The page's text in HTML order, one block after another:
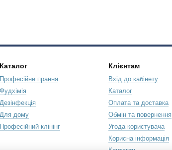
Каталог
Професійне прання
Фудхімія
Дезінфекція
Для дому
Професійний клінінг
Клієнтам
Вхід до кабінету
Каталог
Оплата та доставка
Обмін та повернення
Угода користувача
Корисна інформація